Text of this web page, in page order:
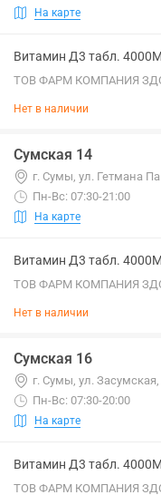
На карте
Витамин Д3 табл.
ТОВ ФАРМ КОМПАНИЯ
Нет в наличии
Сумская 14
г. Сумы, ул. Гетмана
Пн-Вс: 07:30-21:00
На карте
Витамин Д3 табл.
ТОВ ФАРМ КОМПАНИЯ
Нет в наличии
Сумская 16
г. Сумы, ул. Засумская,
Пн-Вс: 07:30-20:00
На карте
Витамин Д3 табл.
ТОВ ФАРМ КОМПАНИЯ